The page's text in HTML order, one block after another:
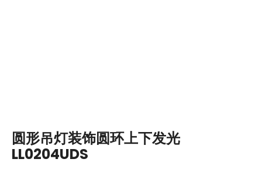
圆形吊灯装饰圆环上下发光
LL0204UDS